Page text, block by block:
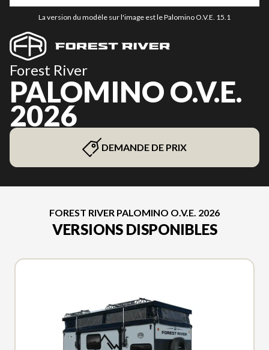
La version du modèle sur l'image est le Palomino O.V.E. 15.1
Forest River
PALOMINO O.V.E.
2026
DEMANDE DE PRIX
FOREST RIVER PALOMINO O.V.E. 2026
VERSIONS DISPONIBLES